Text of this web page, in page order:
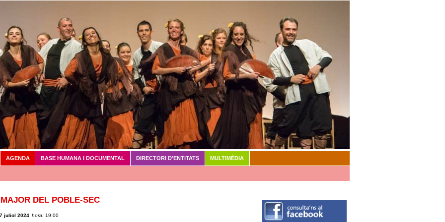
DEL POBLE-SEC
juliol 2024 hora: 19:00
AGENDA BASE HUMANA I DOCUMENTAL DIRECTORI D'ENTITATS MULTIMÈDIA